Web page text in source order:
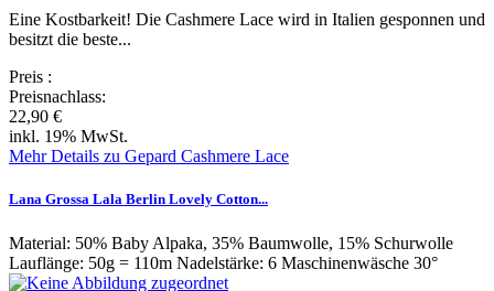
Eine Kostbarkeit! Die Cashmere Lace wird in Italien gesponnen und
besitzt die beste...
Preis :
Preisnachlass:
22,90 €
inkl. 19% MwSt.
Mehr Details zu Gepard Cashmere Lace
Lana Grossa Lala Berlin Lovely Cotton...
Material: 50% Baby Alpaka, 35% Baumwolle, 15% Schurwolle
Lauflänge: 50g = 110m Nadelstärke: 6 Maschinenwäsche 30°